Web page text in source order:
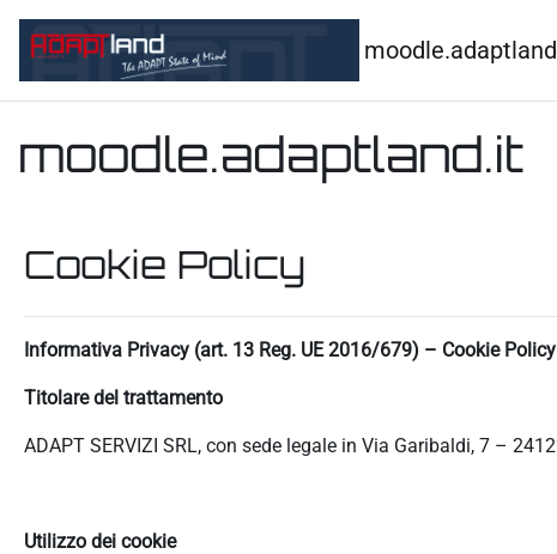
moodle.adaptland.it
Cookie Policy
Informativa Privacy (art. 13 Reg. UE 2016/679) – Cookie Policy
Titolare del trattamento
ADAPT SERVIZI SRL, con sede legale in Via Garibaldi, 7 –
Utilizzo dei cookie